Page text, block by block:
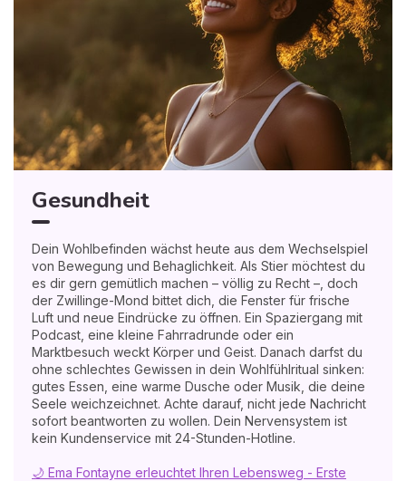
Gesundheit
Dein Wohlbefinden wächst heute aus dem Wechselspiel
von Bewegung und Behaglichkeit. Als Stier möchtest du
es dir gern gemütlich machen – völlig zu Recht –, doch
der Zwillinge-Mond bittet dich, die Fenster für frische
Luft und neue Eindrücke zu öffnen. Ein Spaziergang mit
Podcast, eine kleine Fahrradrunde oder ein
Marktbesuch weckt Körper und Geist. Danach darfst du
ohne schlechtes Gewissen in dein Wohlfühlritual sinken:
gutes Essen, eine warme Dusche oder Musik, die deine
Seele weichzeichnet. Achte darauf, nicht jede Nachricht
sofort beantworten zu wollen. Dein Nervensystem ist
kein Kundenservice mit 24-Stunden-Hotline.
🌙 Ema Fontayne erleuchtet Ihren Lebensweg - Erste